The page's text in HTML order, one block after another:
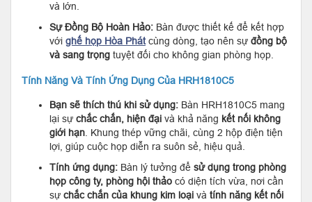
và lớn.
Sự Đồng Bộ Hoàn Hảo: Bàn được thiết kế để kết hợp
với ghế họp Hòa Phátcùng dòng, tạo nên sự đồng bộ
và sang trọng tuyệt đối cho không gian phòng họp.
Tính Năng Và Tính Ứng Dụng Của HRH1810C5
Bạn sẽ thích thú khi sử dụng: Bàn HRH1810C5 mang
lại sự chắc chắn, hiện đại và khả năng kết nối không
giới hạn . Khung thép vững chãi, cùng 2 hộp điện tiện
lợi, giúp cuộc họp diễn ra suôn sẻ, hiệu quả.
Tính ứng dụng: Bàn lý tưởng để sử dụng trong phòng
họp công ty, phòng hội thảo có diện tích vừa, nơi cần
sự chắc chắn của khung kim loại và tính năng kết nối